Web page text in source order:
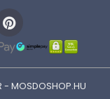
MOSDOSHOP.HU